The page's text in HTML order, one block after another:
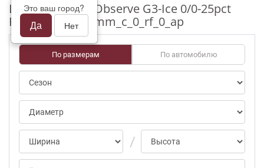
Это ваш город?
Да Нет
Шины бу Toyo Observe G3-Ice 0/0-25pct
R19_255_40_4-5mm_c_0_rf_0_ap
По размерам По автомобилю